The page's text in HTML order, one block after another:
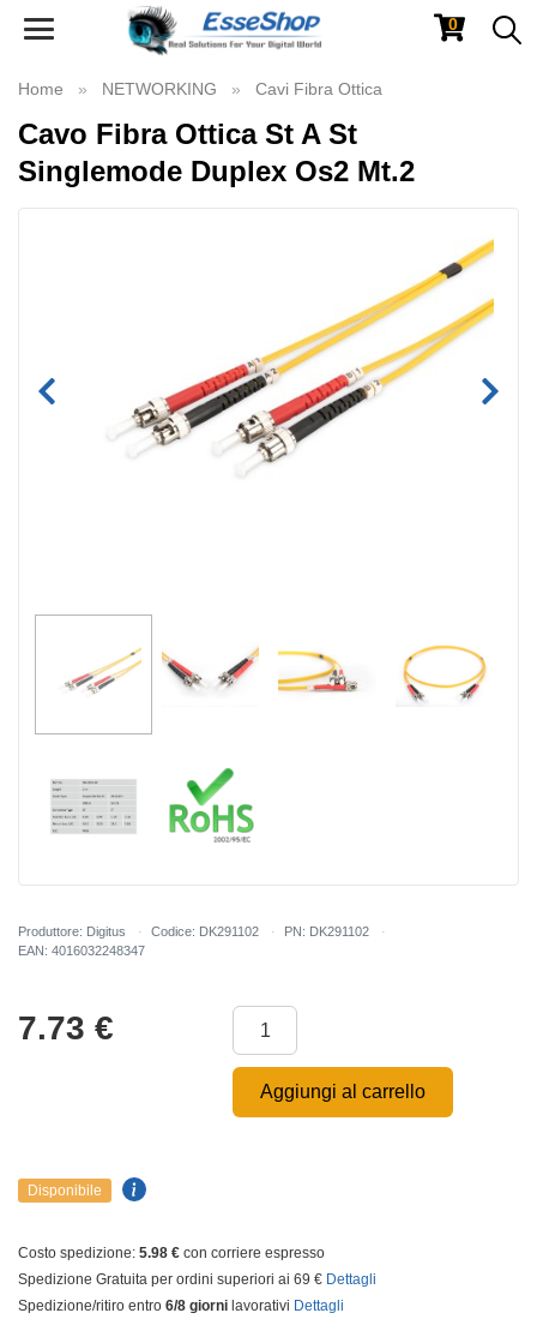
Toggle
0
Home NETWORKING Cavi Fibra Ottica
Cavo Fibra Ottica St A St
Singlemode Duplex Os2 Mt.2
Produttore: Digitus Codice: DK291102
PN: DK291102
EAN: 4016032248347
7.73 €
Aggiungi al carrello
Disponibile
Costo spedizione: 5.98 € con corriere espresso
Spedizione Gratuita per ordini superiori ai 69 € Dettagli
Spedizione/ritiro entro 6/8 giorni lavorativi Dettagli